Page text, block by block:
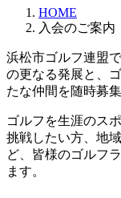
HOME
入会のご案内
浜松市ゴルフ連盟
の更なる発展と、
たな仲間を随時募
ゴルフを生涯のス
挑戦したい方、地
ど、皆様のゴルフ
ます。